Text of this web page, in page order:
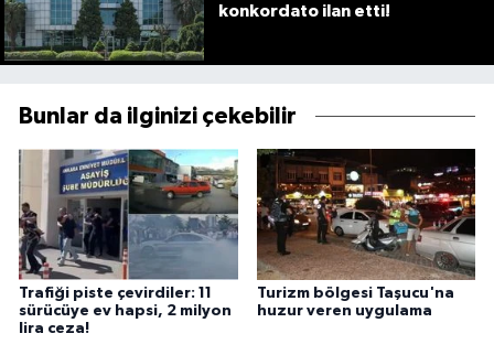
konkordato ilan etti!
Bunlar da ilginizi çekebilir
Trafiği piste çevirdiler: 11
sürücüye ev hapsi, 2 milyon
lira ceza!
Turizm bölgesi Taşucu'na
huzur veren uygulama